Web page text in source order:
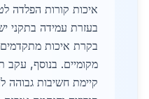
איכות קורות הפלדה
בעזרת עמידה בתקני
בקרת איכות
מקומיים. בנוסף, עקב
קיימת חשיבות גבוהה